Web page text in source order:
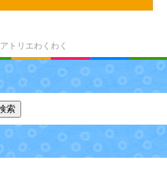
トリエわくわく